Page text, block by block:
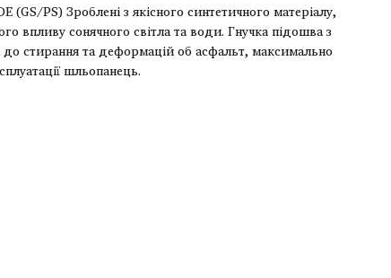
(GS/PS) Зроблені з якісного синтетичного матеріалу,
впливу сонячного світла та води. Гнучка підошва з
до стирання та деформацій об асфальт, максимально
шльопанець.